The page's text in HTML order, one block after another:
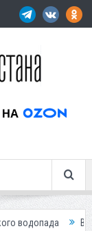
Власти